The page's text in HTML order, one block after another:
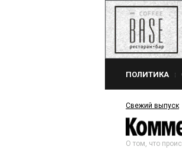
ПОЛИТИКА
Свежий выпуск
О том, что